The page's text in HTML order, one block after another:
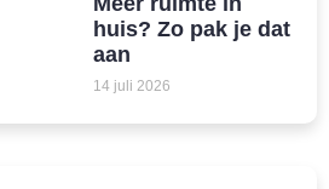
huis? Zo pak je dat
aan
14 juli 2026